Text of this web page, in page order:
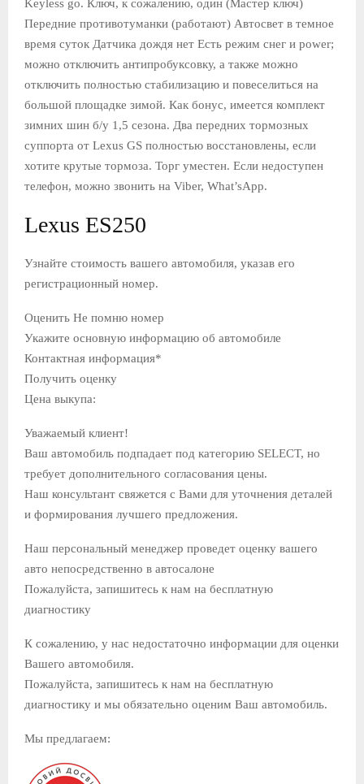
Keyless go. Ключ, к сожалению, один (Мастер ключ)
Передние противотуманки (работают) Автосвет в темное
время суток Датчика дождя нет Есть режим снег и power;
можно отключить антипробуксовку, а также можно
отключить полностью стабилизацию и повеселиться на
большой площадке зимой. Как бонус, имеется комплект
зимних шин б/у 1,5 сезона. Два передних тормозных
суппорта от Lexus GS полностью восстановлены, если
хотите крутые тормоза. Торг уместен. Если недоступен
телефон, можно звонить на Viber, What’sApp.
Lexus ES250
Узнайте стоимость вашего автомобиля, указав его
регистрационный номер.
Оценить Не помню номер
Укажите основную информацию об автомобиле
Контактная информация*
Получить оценку
Цена выкупа:
Уважаемый клиент!
Ваш автомобиль подпадает под категорию SELECT, но
требует дополнительного согласования цены.
Наш консультант свяжется с Вами для уточнения деталей
и формирования лучшего предложения.
Наш персональный менеджер проведет оценку вашего
авто непосредственно в автосалоне
Пожалуйста, запишитесь к нам на бесплатную
диагностику
К сожалению, у нас недостаточно информации для оценки
Вашего автомобиля.
Пожалуйста, запишитесь к нам на бесплатную
диагностику и мы обязательно оценим Ваш автомобиль.
Мы предлагаем: